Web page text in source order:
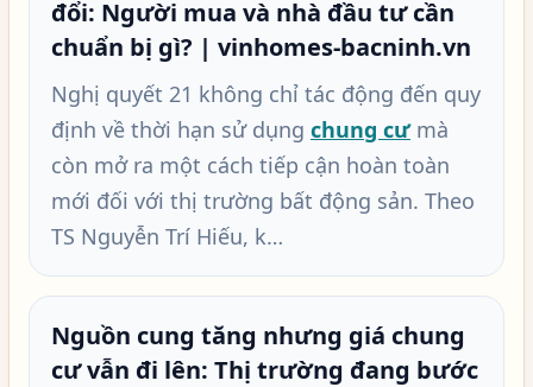
đổi: Người mua và nhà đầu tư cần
chuẩn bị gì? | vinhomes-bacninh.vn
Nghị quyết 21 không chỉ tác động đến quy
định về thời hạn sử dụng chung cưmà
còn mở ra một cách tiếp cận hoàn toàn
mới đối với thị trường bất động sản. Theo
TS Nguyễn Trí Hiếu, k…
Nguồn cung tăng nhưng giá chung
cư vẫn đi lên: Thị trường đang bước